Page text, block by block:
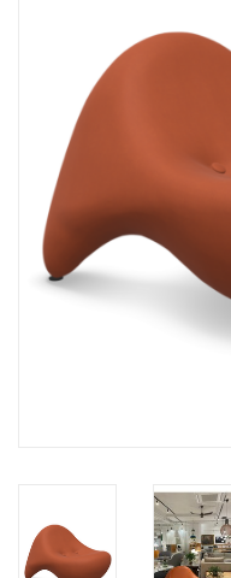
GIFTS & DECORATIVE 禮品
HEALTHY LIVING 健康家居
LATEST ARRIVALS 最新扺港
MATER 系列
Gift cards